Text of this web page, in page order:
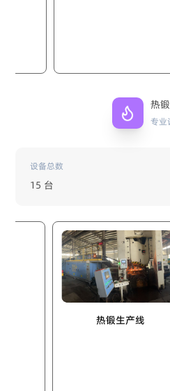
热
专业
设备总数
15 台
热锻生产线